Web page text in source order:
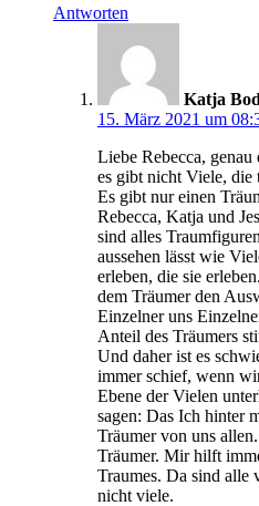
Antworten
Katja
15. März 2021 um
Liebe Rebecca,
es gibt nicht Viele, die
Es gibt nur einen
Rebecca, Katja und
sind alles
aussehen lässt wie
erleben, die sie
dem Träumer den
Einzelner uns
Anteil des Träumers
Und daher ist es
immer schief, wenn
Ebene der Vielen
sagen: Das Ich hinter
Träumer von uns
Träumer. Mir hilft
Traumes. Da sind alle
nicht viele.